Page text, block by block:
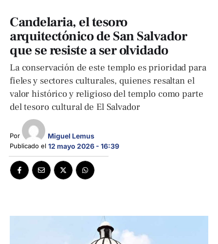
Candelaria, el tesoro
arquitectónico de San Salvador
que se resiste a ser olvidado
La conservación de este templo es prioridad para
fieles y sectores culturales, quienes resaltan el
valor histórico y religioso del templo como parte
del tesoro cultural de El Salvador
Por Miguel Lemus
Publicado el 12 mayo 2026 - 16:39